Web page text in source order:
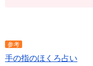
参考
手の指のほくろ占い